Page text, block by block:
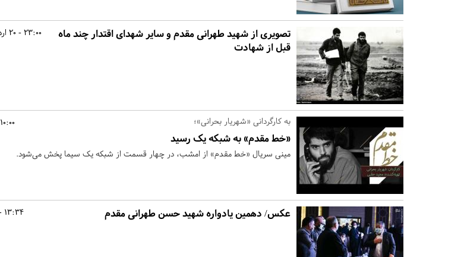
23:00 - 20 اردیبهشت 1401
تصویری از شهید طهرانی مقدم و سایر شهدای اقتدار چند ماه
قبل از شهادت
10:00 - 14 آذر 1400 به کارگردانی «شهریار بحرانی»؛
«خط مقدم» به شبکه یک رسید
مینی سریال «خط مقدم» از امشب، در چهار قسمت از شبکه یک سیما پخش می‌شود.
13:34 - 26 آبان 1400 عکس/ دهمین یادواره شهید حسن طهرانی مقدم